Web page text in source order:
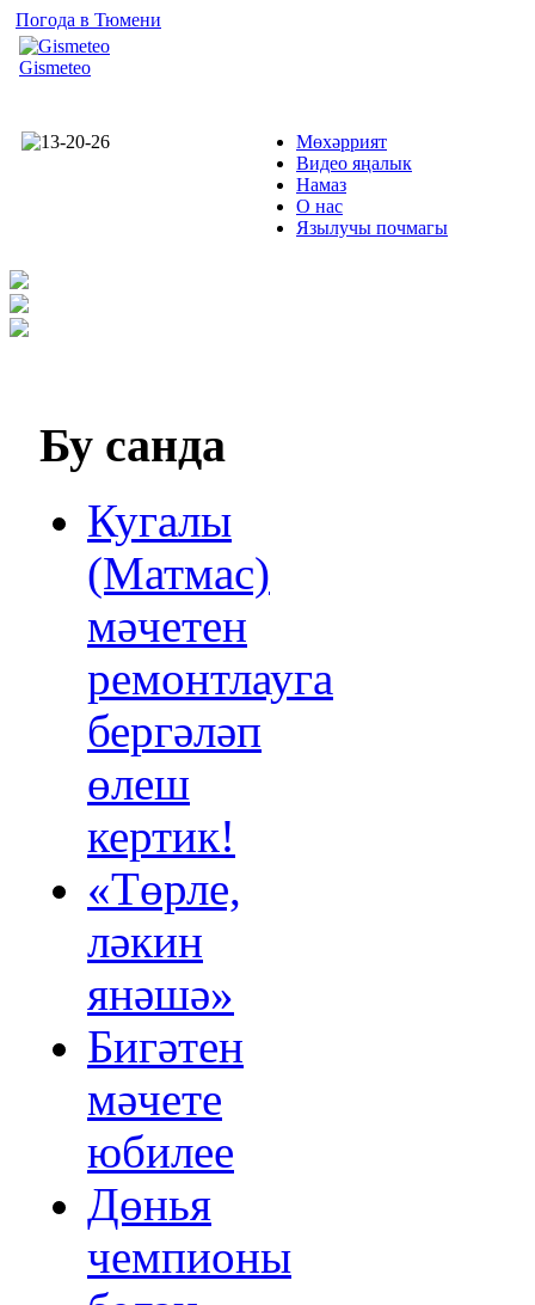
Погода в Тюмени
Gismeteo
Мөхәррият
Видео яңалык
Намаз
О нас
Язылучы почмагы
Бу санда
Кугалы
(Матмас)
мәчетен
ремонтлауга
бергәләп
өлеш
кертик!
«Төрле,
ләкин
янәшә»
Бигәтен
мәчете
юбилее
Дөнья
чемпионы